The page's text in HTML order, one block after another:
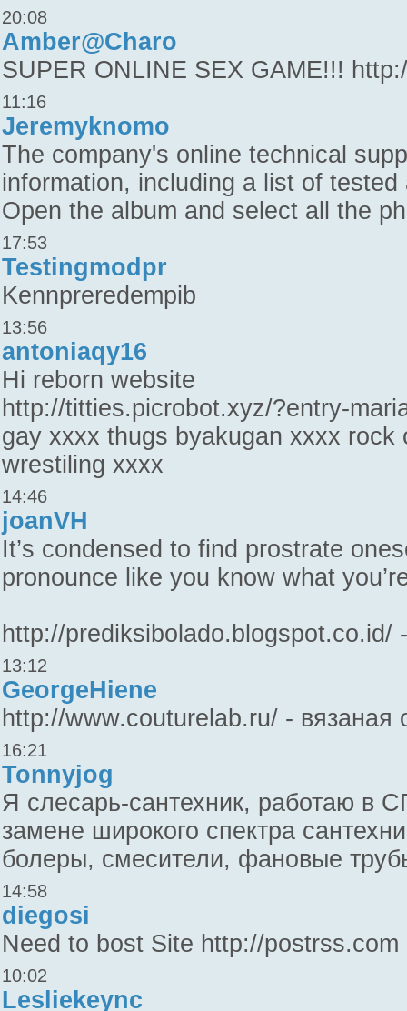
20:08
Amber@Charo
SUPER ONLINE SEX GAME!!!
11:16
Jeremyknomo
The company's online technical
information, including a list of
Open the album and select all the
17:53
Testingmodpr
Kennpreredempib
13:56
antoniaqy16
Hi reborn website
http://titties.picrobot.xyz/?entry-
gay xxxx thugs byakugan xxxx
wrestiling xxxx
14:46
joanVH
It’s condensed to find prostrate
pronounce like you know what
http://prediksibolado.blogspot.co.id/
13:12
GeorgeHiene
http://www.couturelab.ru/ - вязаная
16:21
Tonnyjog
Я слесарь-сантехник, работаю в
замене широкого спектра
болеры, смесители, фановые
14:58
diegosi
Need to bost Site http://
10:02
Lesliekeync